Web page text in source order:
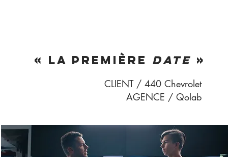
« LA PREMIÈRE DATE »
CLIENT / 440 Chevrolet
AGENCE / Qolab